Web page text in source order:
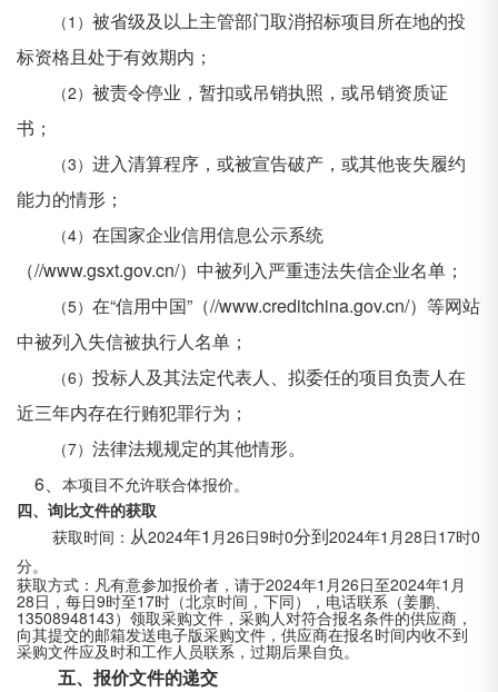
（1） 被省级及以上主管部门取消招标项目所在地的投
标资格且处于有效期内；
（2） 被责令停业，暂扣或吊销执照，或吊销资质证
书；
（3） 进入清算程序，或被宣告破产，或其他丧失履约
能力的情形；
（4） 在国家企业信用信息公示系统
（//www.gsxt.gov.cn/）中被列入严重违法失信企业名单；
（5） 在“信用中国”（//www.creditchina.gov.cn/）等网站
中被列入失信被执行人名单；
（6） 投标人及其法定代表人、拟委任的项目负责人在
近三年内存在行贿犯罪行为；
（7） 法律法规规定的其他情形。
6、 本项目不允许联合体报价。
四、 询比文件的获取
获取时间： 从2024年1 月26日9时0分到2024年1月28日17时0
分。
获取方式：凡有意参加报价者，请于2024年1 月26日至2024年1 月
28日，每日9时至17时（北京时间，下同）， 电话联系（姜鹏、
13508948143）领取采购文件 ，采购人对符合报名条件的供应商，
向其提交的邮箱发送电子版采购文件，供应商在报名时间内收不到
采购文件应及时和工作人员联系，过期后果自负。
五、报价文件的递交